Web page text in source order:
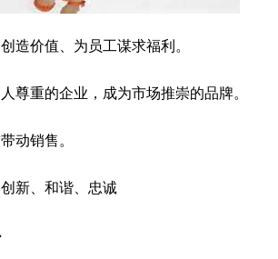
造价值、为员工谋求福利。
尊重的企业，成为市场推崇的品牌。
动销售。
新、和谐、忠诚